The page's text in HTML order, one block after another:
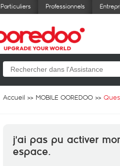
Particuliers Professionnels
Accueil MOBILE OOREDOO
j'ai pas pu activer
espace.